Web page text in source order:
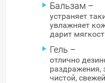
Тени для век
Туши для ресниц
Бальзам –
устраняет
увлажняет
дарит
Гель –
отлично
раздражения,
чистой,